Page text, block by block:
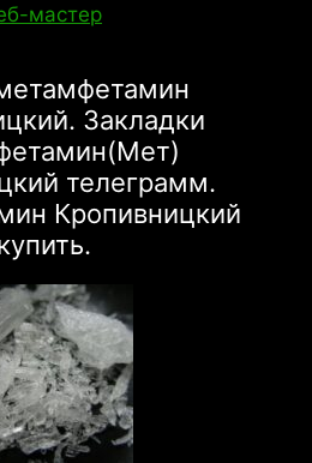
мастер
Закладки
телеграмм.
Кропивницкий